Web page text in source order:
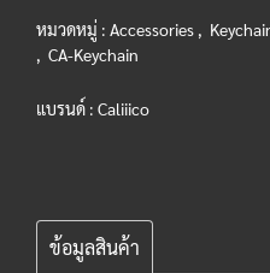
หมวดหมู่ : Accessories ,
, CA-Keychain
แบรนด์ : Caliiico
ข้อมูลสินค้า